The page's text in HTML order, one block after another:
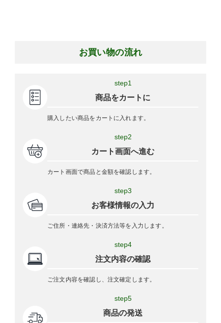
お買い物の流れ
step1
商品をカートに
購入したい商品をカートに入れます。
step2
カート画面へ進む
カート画面で商品と金額を確認します。
step3
お客様情報の入力
ご住所・連絡先・決済方法等を入力します。
step4
注文内容の確認
ご注文内容を確認し、注文確定します。
step5
商品の発送